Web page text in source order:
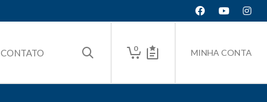
0 MINHA CONTA
CONTATO